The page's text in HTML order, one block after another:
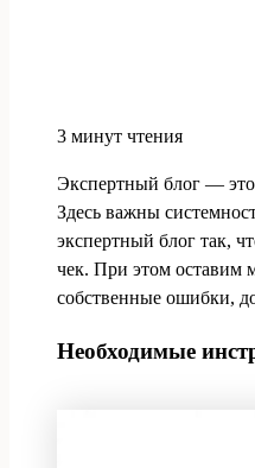
3 минут чтения
Экспертный блог —
Здесь важны
экспертный блог так,
чек. При этом оставим
собственные ошибки,
Необходимые